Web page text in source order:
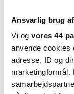
Ansvarlig brug
Vi og vores 44
anvende cookies
adresse, ID og
marketingformål.
Selvlåsende